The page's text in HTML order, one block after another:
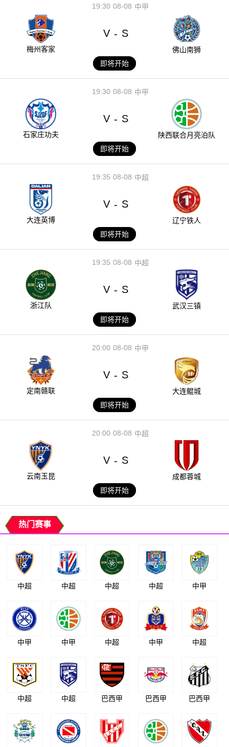
08-08
19:30 中甲
梅州客家
V - S
佛山南狮
即将开始
08-08
19:30 中甲
石家庄功夫
V - S
陕西联合月亮泊队
即将开始
08-08
19:35 中超
大连英博
V - S
辽宁铁人
即将开始
08-08
19:35 中超
浙江队
V - S
武汉三镇
即将开始
08-08
20:00 中甲
定南赣联
V - S
大连鲲城
即将开始
08-08
20:00 中超
云南玉昆
V - S
成都蓉城
即将开始
热门赛事
中超 中超 中超 中超 中甲
中甲 中甲 中超 中甲 中超
中超 中超 巴西甲 巴西甲 巴西甲